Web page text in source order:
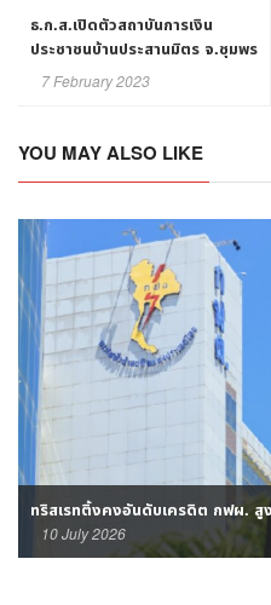
ธ.ก.ส.เปิดตัวสถาบันการเงิน
ประชาชนบ้านประสานมิตร จ.ชุมพร
￼7 February 2023
YOU MAY ALSO LIKE
ทริสเรทติ้งคงอันดับเครดิต กฟผ. สู
10 July 2026